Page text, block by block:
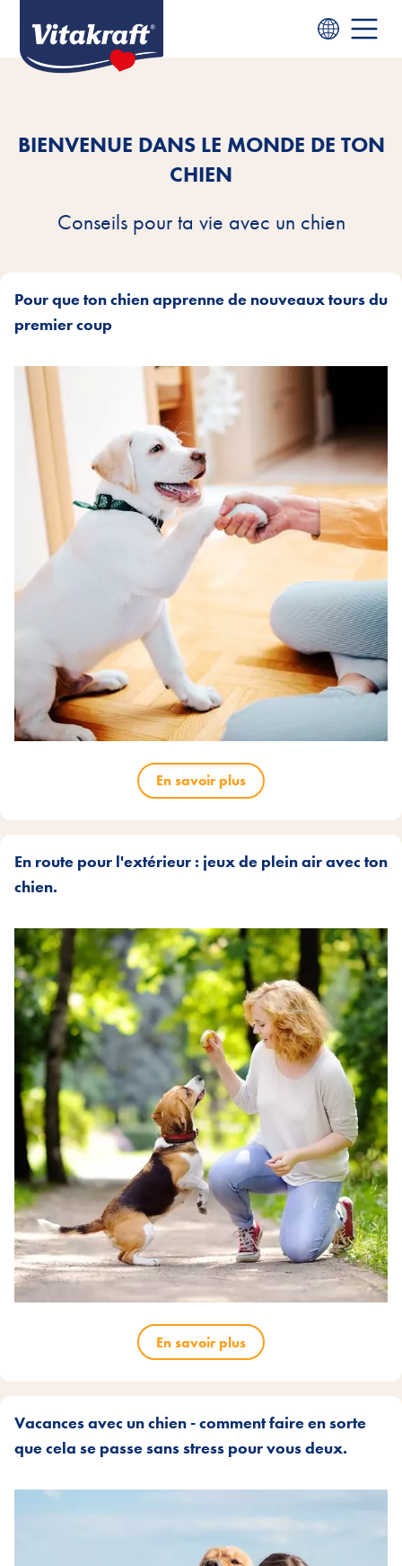
BIENVENUE DANS LE MONDE DE TON
CHIEN
Conseils pour ta vie avec un chien
Pour que ton chien apprenne de nouveaux tours du
premier coup
En savoir plus
En route pour l'extérieur : jeux de plein air avec ton
chien.
En savoir plus
Vacances avec un chien - comment faire en sorte
que cela se passe sans stress pour vous deux.